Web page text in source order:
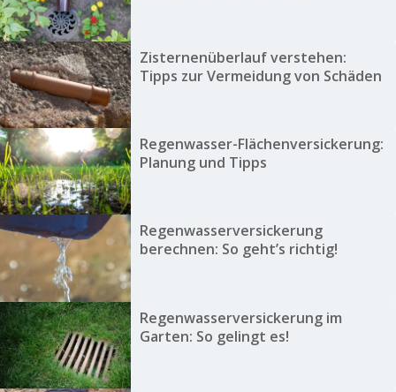
Zisternenüberlauf verstehen:
Tipps zur Vermeidung von Schäden
Regenwasser-Flächenversickerung:
Planung und Tipps
Regenwasserversickerung
berechnen: So geht’s richtig!
Regenwasserversickerung im
Garten: So gelingt es!